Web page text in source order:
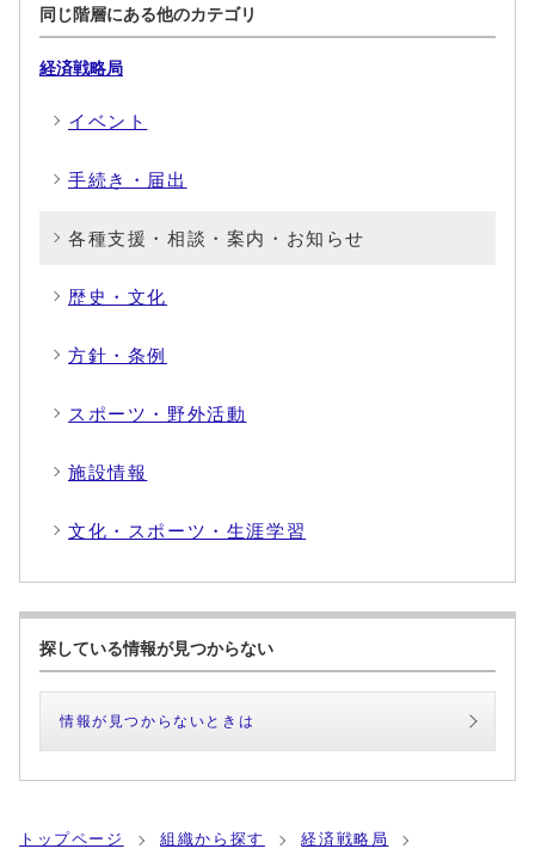
同じ階層にある他のカテゴリ
経済戦略局
イベント
手続き・届出
各種支援・相談・案内・お知らせ
歴史・文化
方針・条例
スポーツ・野外活動
施設情報
文化・スポーツ・生涯学習
探している情報が見つからない
情報が見つからないときは
トップページ 組織から探す 経済戦略局